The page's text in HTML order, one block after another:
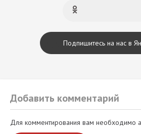
Подпишитесь на нас в
Добавить комментарий
Для комментирования вам необходимо